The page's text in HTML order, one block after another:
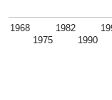
1968
1975
1982
1990